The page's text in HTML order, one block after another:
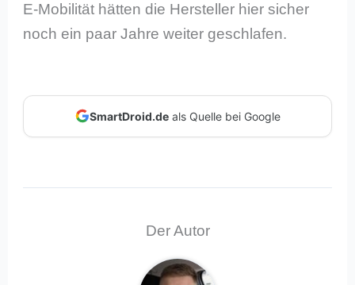
E-Mobilität hätten die Hersteller hier sicher
noch ein paar Jahre weiter geschlafen.
SmartDroid.deals Quelle bei Google
Der Autor